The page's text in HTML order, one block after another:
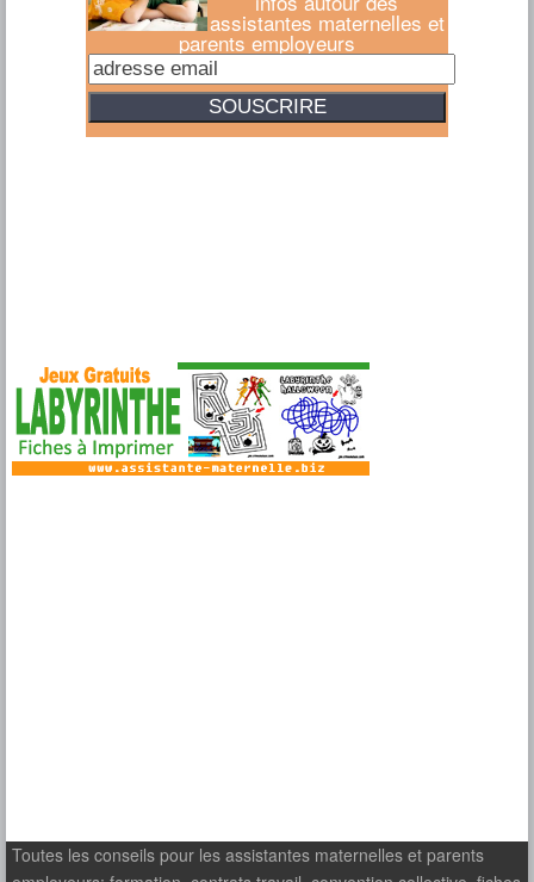
assistantes maternelles et
parents employeurs
Toutes les conseils pour les assistantes maternelles et parents